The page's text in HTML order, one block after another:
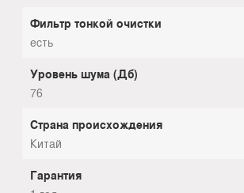
Фильтр тонкой очистки
есть
Уровень шума (Дб)
76
Страна происхождения
Китай
Гарантия